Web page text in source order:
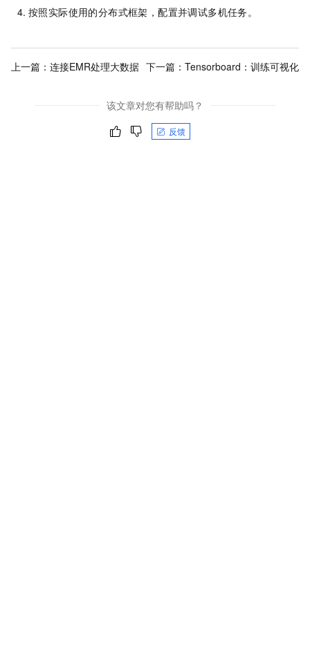
按照实际使用的分布式框架，配置并调试多机任务。
上一篇： 连接EMR处理大数据 下一篇： Tensorboard：训练可视化
该文章对您有帮助吗？
反馈